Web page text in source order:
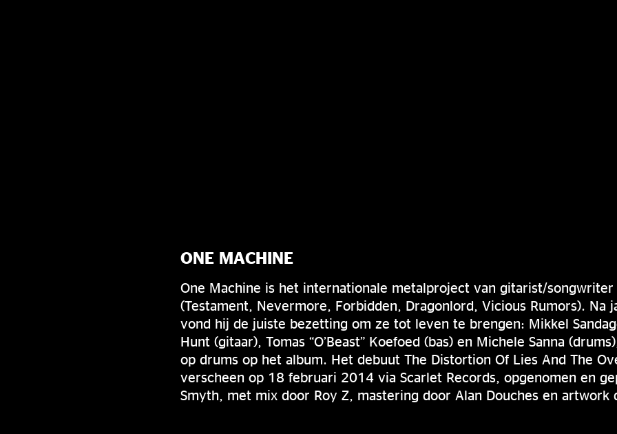
ONE MACHINE
One Machine is het internationale metalproject van gitarist/songwriter
(Testament, Nevermore, Forbidden, Dragonlord, Vicious Rumors). Na
vond hij de juiste bezetting om ze tot leven te brengen: Mikkel
Hunt (gitaar), Tomas “O’Beast” Koefoed (bas) en Michele Sanna
op drums op het album. Het debuut The Distortion Of Lies And The
verscheen op 18 februari 2014 via Scarlet Records, opgenomen en
Smyth, met mix door Roy Z, mastering door Alan Douches en artwork